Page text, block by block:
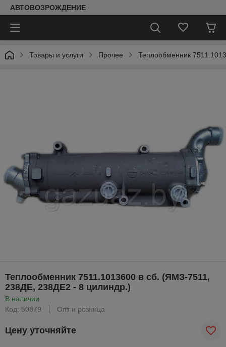
АВТОВОЗРОЖДЕНИЕ
Товары и услуги Прочее Теплообменник
Теплообменник 7511.1013600 в сб. (ЯМЗ-7511,
238ДЕ, 238ДЕ2 - 8 цилиндр.)
В наличии
Код: 50879
Опт и розница
Цену уточняйте